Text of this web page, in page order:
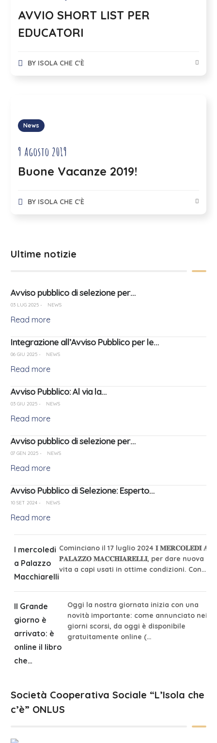
AVVIO SHORT LIST PER
EDUCATORI
BY ISOLA CHE C'È
News
9 Agosto 2019
Buone Vacanze 2019!
BY ISOLA CHE C'È
Ultime notizie
Avviso pubblico di selezione per…
03 LUG 2025 - NEWS
Read more
Integrazione all’Avviso Pubblico per le…
06 GIU 2025 - NEWS
Read more
Avviso Pubblico: Al via la…
03 GIU 2025 - NEWS
Read more
Avviso pubblico di selezione per…
07 GEN 2025 - NEWS
Read more
Avviso Pubblico di Selezione: Esperto…
10 SET 2024 - NEWS
Read more
I mercoledi
a Palazzo
Macchiarelli
Cominciano il 17 luglio 2024 𝐈 𝐌𝐄𝐑𝐂𝐎𝐋𝐄𝐃𝐈̀ 𝐀
𝐏𝐀𝐋𝐀𝐙𝐙𝐎 𝐌𝐀𝐂𝐂𝐇𝐈𝐀𝐑𝐄𝐋𝐋𝐈, per dare nuova
vita a capi usati in ottime condizioni. Con…
Il Grande
giorno è
arrivato: è
online il libro
che…
Oggi la nostra giornata inizia con una
novità importante: come annunciato nei
giorni scorsi, da oggi è disponibile
gratuitamente online (…
Società Cooperativa Sociale “L’Isola che
c’è” ONLUS